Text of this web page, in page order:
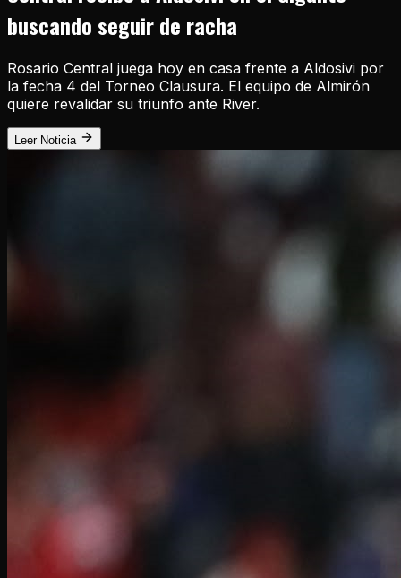
buscando seguir de racha
Rosario Central juega hoy en casa frente a Aldosivi por
la fecha 4 del Torneo Clausura. El equipo de Almirón
quiere revalidar su triunfo ante River.
Leer Noticia